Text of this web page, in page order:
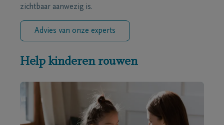
zichtbaar aanwezig is.
Advies van onze experts
Help kinderen rouwen